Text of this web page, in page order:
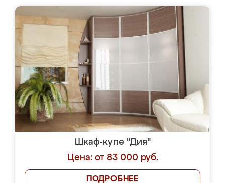
Шкаф-купе "Дия"
Цена: от 83 000 руб.
ПОДРОБНЕЕ